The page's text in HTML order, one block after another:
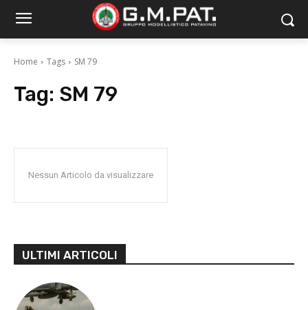
Home Tags SM 79
Tag: SM 79
Nessun Articolo da visualizzare
ULTIMI ARTICOLI